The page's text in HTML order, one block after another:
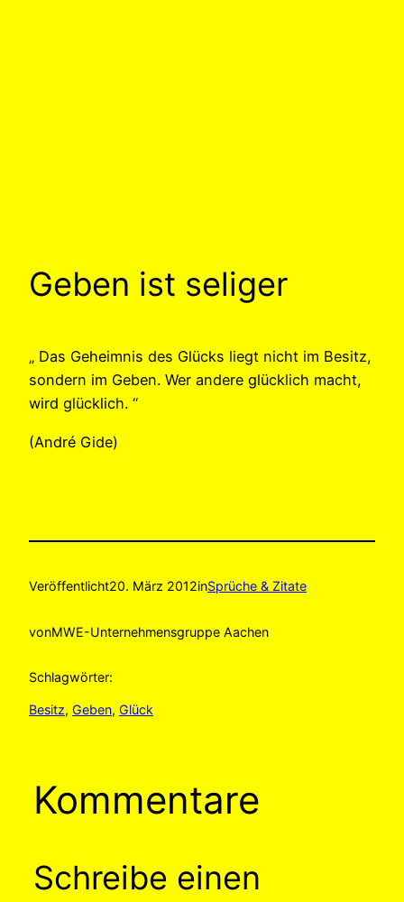
Geben ist seliger
„ Das Geheimnis des Glücks liegt nicht im Besitz,
sondern im Geben. Wer andere glücklich macht,
wird glücklich. “
(André Gide)
Veröffentlicht20. März 2012inSprüche & Zitate
vonMWE-Unternehmensgruppe Aachen
Schlagwörter:
Besitz, Geben, Glück
Kommentare
Schreibe einen